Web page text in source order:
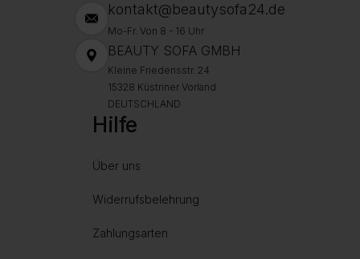
kontakt@beautysofa24.de
Mo-Fr. Von 8 - 16 Uhr
BEAUTY SOFA GMBH
Kleine Friedensstr. 24
15328 Küstriner Vorland
DEUTSCHLAND
Hilfe
Über uns
Widerrufsbelehrung
Zahlungsarten